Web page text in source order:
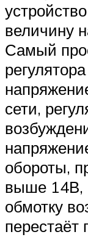
величину
Самый
сети,
обороты,
выше 14В,
обмотку
перестаёт